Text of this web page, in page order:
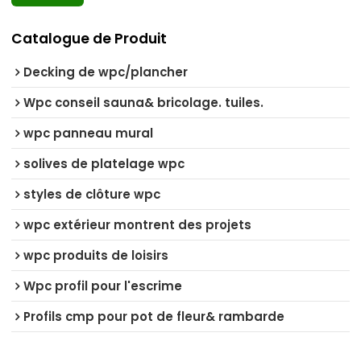
Catalogue de Produit
Decking de wpc/plancher
Wpc conseil sauna& bricolage. tuiles.
wpc panneau mural
solives de platelage wpc
styles de clôture wpc
wpc extérieur montrent des projets
wpc produits de loisirs
Wpc profil pour l'escrime
Profils cmp pour pot de fleur& rambarde